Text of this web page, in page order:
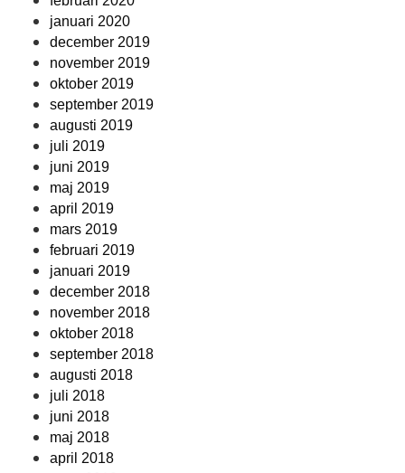
januari 2020
december 2019
november 2019
oktober 2019
september 2019
augusti 2019
juli 2019
juni 2019
maj 2019
april 2019
mars 2019
februari 2019
januari 2019
december 2018
november 2018
oktober 2018
september 2018
augusti 2018
juli 2018
juni 2018
maj 2018
april 2018